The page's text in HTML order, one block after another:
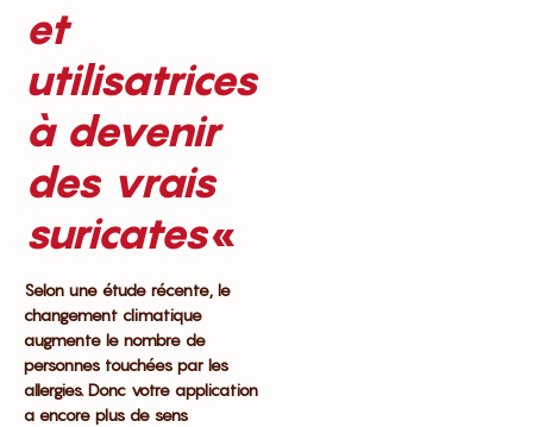
et
utilisatrices
à devenir
des vrais
suricates«
Selon une étude récente, le
changement climatique
augmente le nombre de
personnes touchées par les
allergies. Donc votre application
a encore plus de sens